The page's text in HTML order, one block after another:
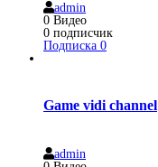
admin
0 Видео
0 подписчик
Подписка 0
Game vidi channel
admin